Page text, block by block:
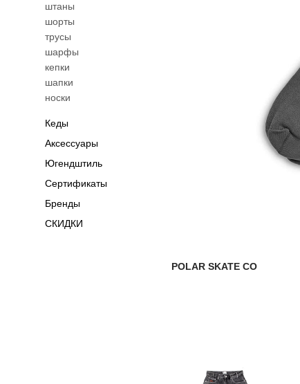
штаны
шорты
трусы
шарфы
кепки
шапки
носки
Кеды
Аксессуары
Югендштиль
Сертификаты
Бренды
СКИДКИ
POLAR SKATE CO